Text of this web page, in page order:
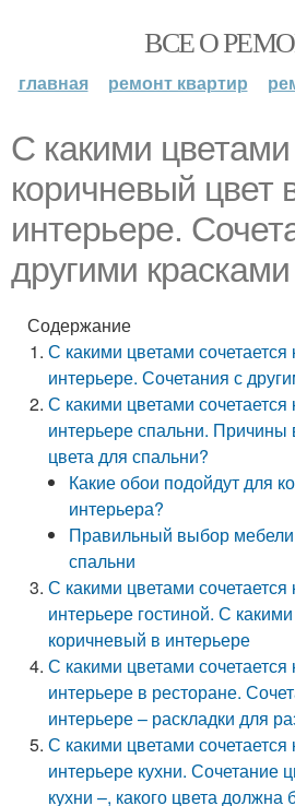
ВСЕ О
главная ремонт квартир
С какими цветами
коричневый цвет
интерьере.
другими красками
Содержание
С какими цветами
интерьере. Сочетания с
С какими цветами
интерьере спальни. Причины
цвета для спальни?
Какие обои подойдут для
интерьера?
Правильный выбор
спальни
С какими цветами
интерьере гостиной. С
коричневый в интерьере
С какими цветами
интерьере в ресторане.
интерьере – раскладки для
С какими цветами
интерьере кухни. Сочетание
кухни –, какого цвета должна